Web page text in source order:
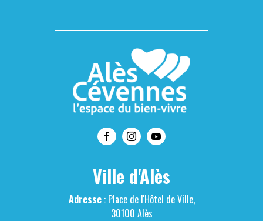
Ville d'Alès
Adresse: Place de l'Hôtel de Ville,
30100 Alès